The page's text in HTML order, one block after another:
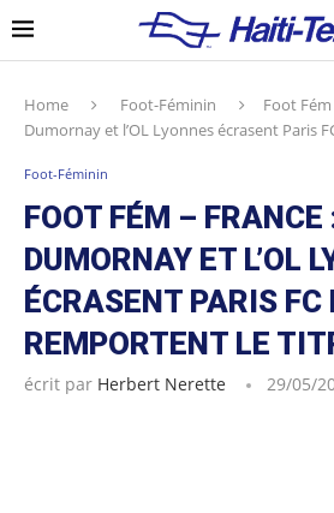
Home Foot-Féminin
Foot
Dumornay et l’OL Lyonnes écrasent Paris
Foot-Féminin
FOOT FÉM – FRANCE
DUMORNAY ET L’OL
ÉCRASENT PARIS FC
REMPORTENT LE
écrit par Herbert Nerette 29/05/